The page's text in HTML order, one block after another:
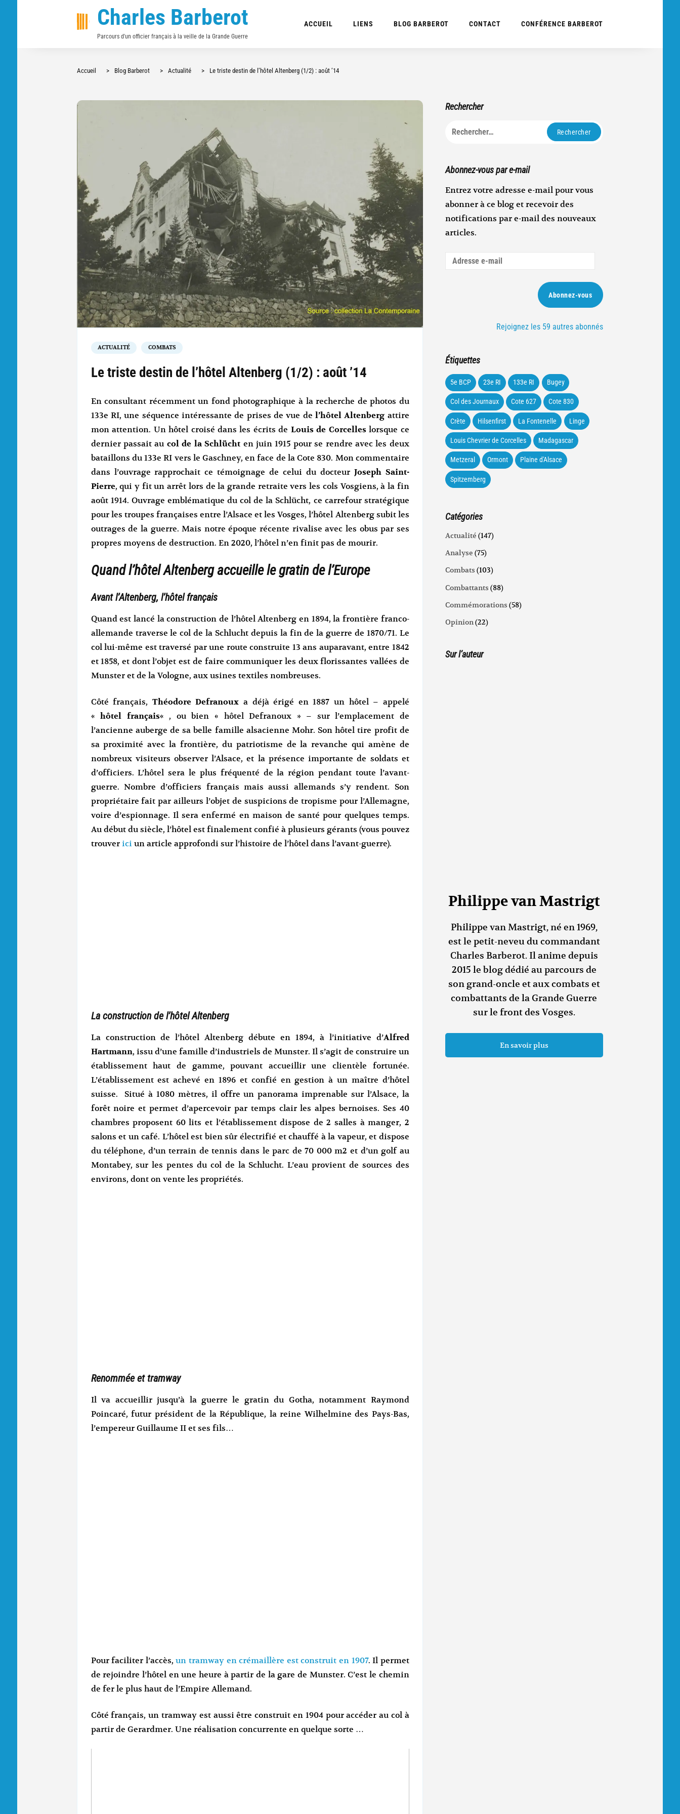
Charles Barberot
Parcours d'un officier français à la veille de la Grande Guerre
ACCUEIL LIENS BLOG BARBEROT CONTACT CONFÉRENCE BARBEROT
Accueil > Blog Barberot > Actualité > Le triste destin de l’hôtel Altenberg (1/2) : août ’14
ACTUALITÉ COMBATS
Le triste destin de l’hôtel Altenberg (1/2) : août ’14
En consultant récemment un fond photographique à la recherche de photos du
133e RI, une séquence intéressante de prises de vue del’hôtel Altenberg attire
mon attention. Un hôtel croisé dans les écrits de Louis de Corcelleslorsque ce
dernier passait au col de la Schlücht en juin 1915 pour se rendre avec les deux
bataillons du 133e RI vers le Gaschney, en face de la Cote 830. Mon commentaire
dans l’ouvrage rapprochait ce témoignage de celui du docteur Joseph Saint-
Pierre, qui y fit un arrêt lors de la grande retraite vers les cols Vosgiens, à la fin
août 1914. Ouvrage emblématique du col de la Schlücht, ce carrefour stratégique
pour les troupes françaises entre l’Alsace et les Vosges, l’hôtel Altenberg subit les
outrages de la guerre. Mais notre époque récente rivalise avec les obus par ses
propres moyens de destruction. En 2020, l’hôtel n’en finit pas de mourir.
Quand l’hôtel Altenberg accueille le gratin de l’Europe
Avant l’Altenberg, l’hôtel français
Quand est lancé la construction de l’hôtel Altenberg en 1894, la frontière franco-
allemande traverse le col de la Schlucht depuis la fin de la guerre de 1870/71. Le
col lui-même est traversé par une route construite 13 ans auparavant, entre 1842
et 1858, et dont l’objet est de faire communiquer les deux florissantes vallées de
Munster et de la Vologne, aux usines textiles nombreuses.
Côté français, Théodore Defranoux a déjà érigé en 1887 un hôtel – appelé
«hôtel français« , ou bien « hôtel Defranoux » – sur l’emplacement de
l’ancienne auberge de sa belle famille alsacienne Mohr. Son hôtel tire profit de
sa proximité avec la frontière, du patriotisme de la revanche qui amène de
nombreux visiteurs observer l’Alsace, et la présence importante de soldats et
d’officiers. L’hôtel sera le plus fréquenté de la région pendant toute l’avant-
guerre. Nombre d’officiers français mais aussi allemands s’y rendent. Son
propriétaire fait par ailleurs l’objet de suspicions de tropisme pour l’Allemagne,
voire d’espionnage. Il sera enfermé en maison de santé pour quelques temps.
Au début du siècle, l’hôtel est finalement confié à plusieurs gérants (vous pouvez
trouver iciun article approfondi sur l’histoire de l’hôtel dans l’avant-guerre).
La construction de l’hôtel Altenberg
La construction de l’hôtel Altenberg débute en 1894, à l’initiative d’Alfred
Hartmann, issu d’une famille d’industriels de Munster. Il s’agit de construire un
établissement haut de gamme, pouvant accueillir une clientèle fortunée.
L’établissement est achevé en 1896 et confié en gestion à un maître d’hôtel
suisse. Situé à 1080 mètres, il offre un panorama imprenable sur l’Alsace, la
forêt noire et permet d’apercevoir par temps clair les alpes bernoises. Ses 40
chambres proposent 60 lits et l’établissement dispose de 2 salles à manger, 2
salons et un café. L’hôtel est bien sûr électrifié et chauffé à la vapeur, et dispose
du téléphone, d’un terrain de tennis dans le parc de 70 000 m2 et d’un golf au
Montabey, sur les pentes du col de la Schlucht. L’eau provient de sources des
environs, dont on vente les propriétés.
Renommée et tramway
Il va accueillir jusqu’à la guerre le gratin du Gotha, notamment Raymond
Poincaré, futur président de la République, la reine Wilhelmine des Pays-Bas,
l’empereur Guillaume II et ses fils…
Pour faciliter l’accès,un tramway en crémaillère est construit en 1907. Il permet
de rejoindre l’hôtel en une heure à partir de la gare de Munster. C’est le chemin
de fer le plus haut de l’Empire Allemand.
Côté français, un tramway est aussi être construit en 1904 pour accéder au col à
partir de Gerardmer. Une réalisation concurrente en quelque sorte …
Rechercher
Rechercher :
Abonnez-vous par e-mail
Entrez votre adresse e-mail pour vous
abonner à ce blog et recevoir des
notifications par e-mail des nouveaux
articles.
Adresse
Abonnez-vous
Rejoignez les 59 autres abonnés
Étiquettes
5e BCP 23e RI 133e RI Bugey
Col des Journaux Cote 627 Cote 830
Crète Hilsenfirst La Fontenelle Linge
Louis Chevrier de Corcelles Madagascar
Metzeral Ormont Plaine d'Alsace
Spitzemberg
Catégories
Actualité (147)
Analyse (75)
Combats (103)
Combattants (88)
Commémorations (58)
Opinion(22)
Sur l’auteur
Philippe van Mastrigt
Philippe van Mastrigt, né en 1969,
est le petit-neveu du commandant
Charles Barberot. Il anime depuis
2015 le blog dédié au parcours de
son grand-oncle et aux combats et
combattants de la Grande Guerre
sur le front des Vosges.
En savoir plus